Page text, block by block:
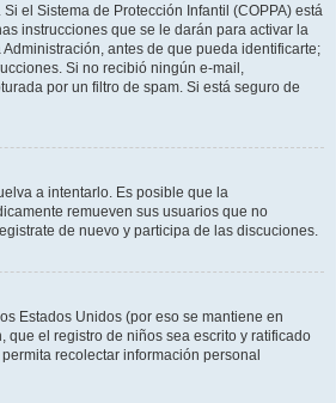
el Sistema de Protección Infantil (COPPA) está
instrucciones que se le darán para activar la
antes de que pueda identificarte;
Si no recibió ningún e-mail,
por un filtro de spam. Si está seguro de
a intentarlo. Es posible que la
remueven sus usuarios que no
de nuevo y participa de las discuciones.
Estados Unidos (por eso se mantiene en
el registro de niños sea escrito y ratificado
recolectar información personal